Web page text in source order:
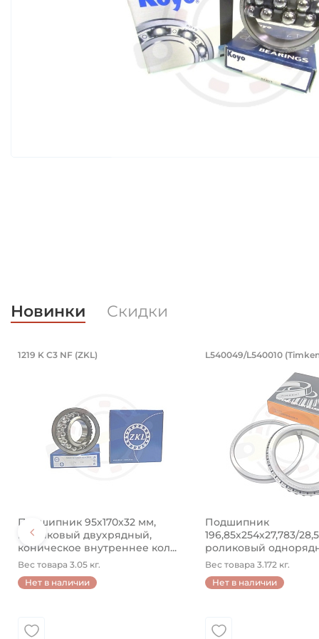
Новинки Скидки
(BBC-R)
(Kramp)Артикул 94871 (Kramp)
8x50 мм, оцинкованный.
Подшипник 95х170х32 мм,
1219 K C3 NF (ZKL)
Подшипник 95х170х32 мм,
шариковый двухрядный,
коническое внутреннее кол...
Вес товара 3.05 кг.
Нет в наличии
Подшипник
L540049/L540010
Подшипник
196,85х254х27,783/
роликовый
конический ...
Вес товара 3.172 кг.
Нет в наличии